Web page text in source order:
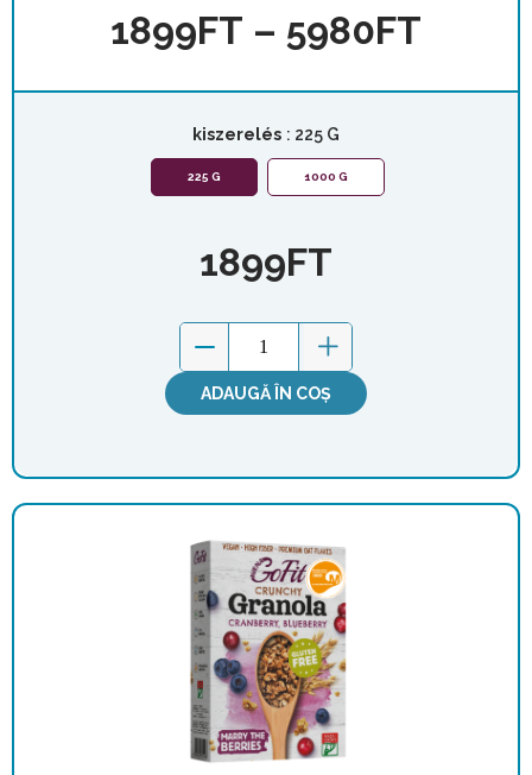
1899FT – 5980FT
kiszerelés : 225 G
225 G 1000 G
1899FT
ADAUGĂ ÎN COȘ